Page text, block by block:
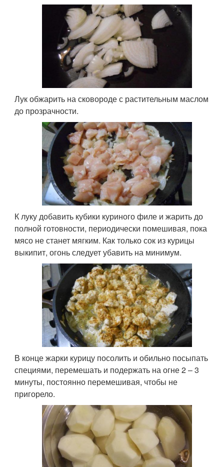
Лук обжарить на сковороде с растительным маслом
до прозрачности.
К луку добавить кубики куриного филе и жарить до
полной готовности, периодически помешивая, пока
мясо не станет мягким. Как только сок из курицы
выкипит, огонь следует убавить на минимум.
В конце жарки курицу посолить и обильно посыпать
специями, перемешать и подержать на огне 2 – 3
минуты, постоянно перемешивая, чтобы не
пригорело.